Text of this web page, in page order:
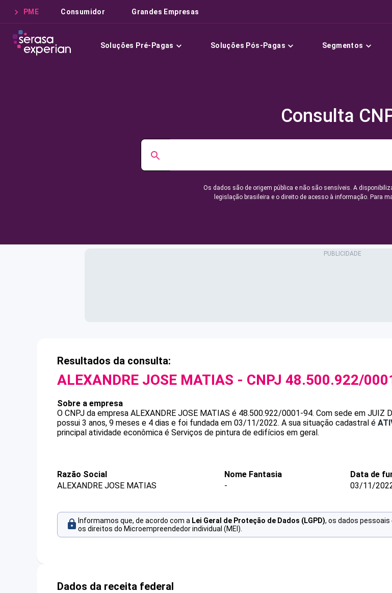
PME Consumidor Grandes Empresas
Soluções Pré-Pagas Soluções Pós-Pagas Segmentos
Consulta
Os dados são de origem pública e não são sensíveis. A
legislação brasileira e o direito de acesso à informação. Para
Resultados da consulta:
ALEXANDRE JOSE MATIAS - CNPJ 48.500.922/
Sobre a empresa
O CNPJ da empresa ALEXANDRE JOSE MATIAS é 48.500.922/0001-94. Com sede em JUIZ
possui 3 anos, 9 meses e 4 dias e foi fundada em 03/11/2022. A sua situação cadastral é
principal atividade econômica é Serviços de pintura de edifícios em geral.
Razão Social
ALEXANDRE JOSE MATIAS
Nome Fantasia
-
Data de
03/11/
Informamos que, de acordo com a Lei Geral de Proteção de Dados (LGPD), os dados
os direitos do Microempreendedor individual (MEI).
Dados da receita federal